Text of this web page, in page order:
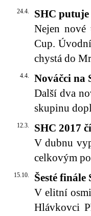
24.4.
SHC
Nejen nové
Cup.
chystá do
4.4.
Nováčci na
Další dva
skupinu
12.3.
SHC 2017
V dubnu
celkovým
15.10.
Šesté finále
V elitní
Hlávkovci